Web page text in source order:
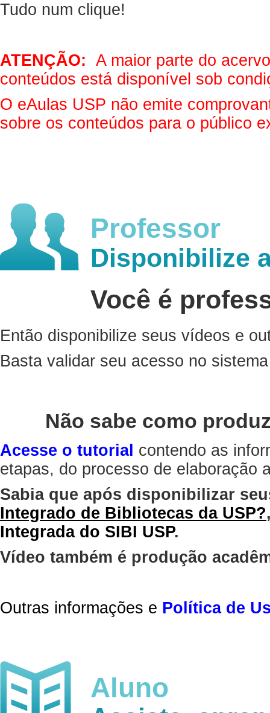
Tudo num clique!
ATENÇÃO: A maior parte do
conteúdos está disponível sob
O eAulas USP não emite
sobre os conteúdos para o público
Professor
Disponibilize
Você é
Então disponibilize seus vídeos e
Basta validar seu acesso no
Não sabe como
Acesse o tutorial contendo as
etapas, do processo de elaboração
Sabia que após disponibilizar
Integrado de Bibliotecas da USP?
Integrada do SIBI USP.
Vídeo também é produção
Outras informações e Política de
Aluno